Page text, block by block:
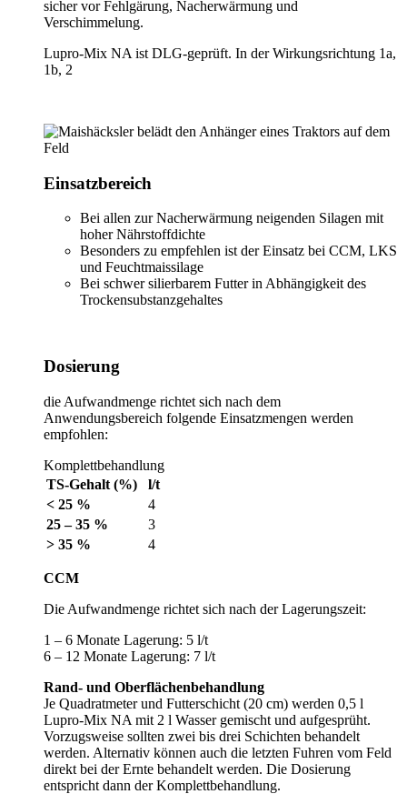
sicher vor Fehlgärung, Nacherwärmung und
Verschimmelung.
Lupro-Mix NA ist DLG-geprüft. In der Wirkungsrichtung 1a,
1b, 2
Einsatzbereich
Bei allen zur Nacherwärmung neigenden Silagen mit
hoher Nährstoffdichte
Besonders zu empfehlen ist der Einsatz bei CCM, LKS
und Feuchtmaissilage
Bei schwer silierbarem Futter in Abhängigkeit des
Trockensubstanzgehaltes
Dosierung
die Aufwandmenge richtet sich nach dem
Anwendungsbereich folgende Einsatzmengen werden
empfohlen:
Komplettbehandlung
TS-Gehalt (%)
l/t
< 25 %
4
25 – 35 %
3
> 35 %
4
CCM
Die Aufwandmenge richtet sich nach der Lagerungszeit:
1 – 6 Monate Lagerung: 5 l/t
6 – 12 Monate Lagerung: 7 l/t
Rand- und Oberflächenbehandlung
Je Quadratmeter und Futterschicht (20 cm) werden 0,5 l
Lupro-Mix NA mit 2 l Wasser gemischt und aufgesprüht.
Vorzugsweise sollten zwei bis drei Schichten behandelt
werden. Alternativ können auch die letzten Fuhren vom Feld
direkt bei der Ernte behandelt werden. Die Dosierung
entspricht dann der Komplettbehandlung.